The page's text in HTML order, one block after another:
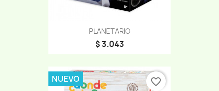
PLANETARIO
$ 3.043
NUEVO favorite_border